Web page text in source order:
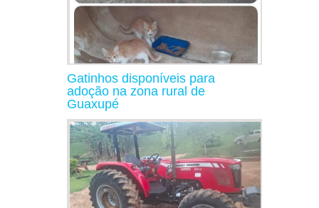
Gatinhos disponíveis para
adoção na zona rural de
Guaxupé